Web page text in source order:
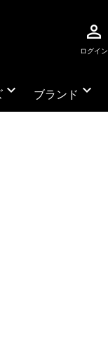
perm_identity
ログイン
expand_more ブランド expand_more